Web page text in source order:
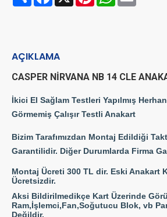
AÇIKLAMA
CASPER NİRVANA NB 14 CLE
İkici El Sağlam Testleri Yapılmış
Görmemiş Çalışır Testli Anakart
Bizim Tarafımızdan Montaj Edildiği
Garantilidir. Diğer Durumlarda Firma
Montaj Ücreti 300 TL dir. Eski Anakart
Ücretsizdir.
Aksi Bildirilmedikçe Kart Üzerinde
Ram,İşlemci,Fan,Soğutucu Blok, vb
Değildir.